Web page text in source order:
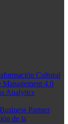
Cultural
4.0
Analytics
Partner
de la